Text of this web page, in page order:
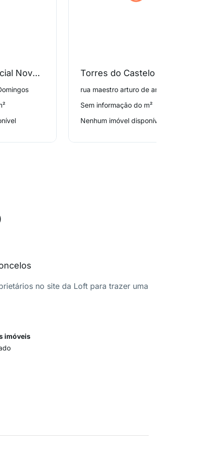
Edificio Residencial Nova America
Sem informação do m²
Nenhum imóvel disponível
no site da Loft para trazer uma
imóveis